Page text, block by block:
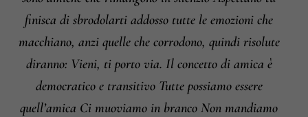
finisca di sbrodolarti addosso tutte le emozioni che
macchiano, anzi quelle che corrodono, quindi risolute
diranno: Vieni, ti porto via. Il concetto di amica è
democratico e transitivo Tutte possiamo essere
quell’amica Ci muoviamo in branco Non mandiamo